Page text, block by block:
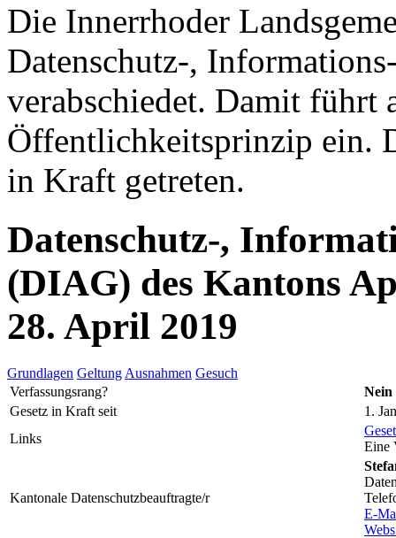
Die Innerrhoder
Datenschutz-,
verabschiedet. Damit führt
Öffentlichkeitsprinzip ein.
in Kraft getreten.
Datenschutz-,
(DIAG) des Kantons
28. April 2019
Grundlagen Geltung Ausnahmen Gesuch
Verfassungsrang?
Nein
Gesetz in Kraft seit
1.
Links
Eine
Kantonale Datenschutzbeauftragte/r
E-